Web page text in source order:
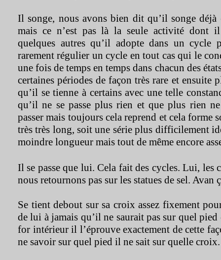
Il songe, nous avons bien dit qu’il songe
mais ce n’est pas là la seule activité dont
quelques autres qu’il adopte dans un cycle
rarement régulier un cycle en tout cas qui le
une fois de temps en temps dans chacun des
certaines périodes de façon très rare et ensuite
qu’il se tienne à certains avec une telle
qu’il ne se passe plus rien et que plus rien
passer mais toujours cela reprend et cela forme
très très long, soit une série plus difficilement
moindre longueur mais tout de même encore
Il se passe que lui. Cela fait des cycles. Lui, les
nous retournons pas sur les statues de sel. Avan
Se tient debout sur sa croix assez fixement
de lui à jamais qu’il ne saurait pas sur quel pied
for intérieur il l’éprouve exactement de cette
ne savoir sur quel pied il ne sait sur quelle croix.